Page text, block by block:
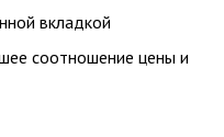
вкладкой
соотношение цены и